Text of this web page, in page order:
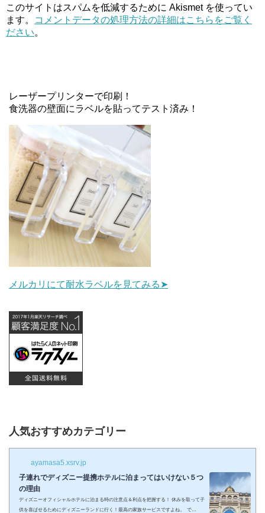
このサイトはスパムを低減するために Akismet を使ってい
ます。
コメントデータの処理方法の詳細はこちらをご覧く
ださい。
レーザープリンターで印刷！
食洗器の壁面にラベルを貼ってテスト済み！
メルカリにて耐水ラベルを見てみる➤
人気おすすめカテゴリー
ayamasa5.xsrv.jp
子連れでディズニー提携ホテルに泊まってはいけない５つ
の理由
ディズニーオフィシャルホテルに泊まる時の注意点＆利点を把握する！ 休みを取って子
供を喜ばせるためにディズニーランドに行く！最高の家族サービスですよね。 で